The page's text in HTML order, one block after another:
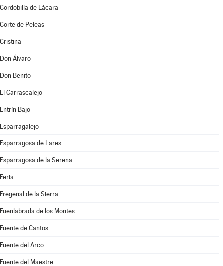
Cordobilla de Lácara
Corte de Peleas
Cristina
Don Álvaro
Don Benito
El Carrascalejo
Entrín Bajo
Esparragalejo
Esparragosa de Lares
Esparragosa de la Serena
Feria
Fregenal de la Sierra
Fuenlabrada de los Montes
Fuente de Cantos
Fuente del Arco
Fuente del Maestre